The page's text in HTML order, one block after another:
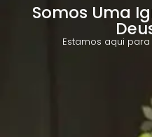
Somos Uma
Estamos aqui